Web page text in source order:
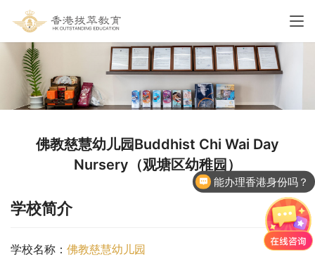
佛教慈慧幼儿园Buddhist Chi Wai Day
Nursery（观塘区幼稚园）
学校简介
学校名称： 佛教慈慧幼儿园
能办理香港身份吗？